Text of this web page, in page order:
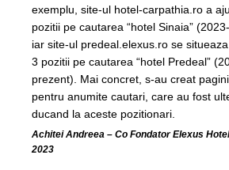
exemplu, site-ul hotel-carpathia.ro a
pozitii pe cautarea “hotel Sinaia”
iar site-ul predeal.elexus.ro se
3 pozitii pe cautarea “hotel Predeal”
prezent). Mai concret, s-au creat
pentru anumite cautari, care au fost
ducand la aceste pozitionari.
Achitei Andreea – Co Fondator Elexus
2023